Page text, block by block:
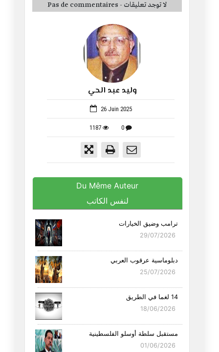
وليد عبد الحي
26 Juin 2025
1187 0
Du Même Auteur
لنفس الكاتب
ترامب وضيق الخيارات
29/07/2026
دبلوماسية عرقوب العربي
25/07/2026
14 لغما في الطريق
18/06/2026
مستقبل سلطة أوسلو الفلسطينية
01/06/2026
Pas de commentaires - لا توجد تعليقات